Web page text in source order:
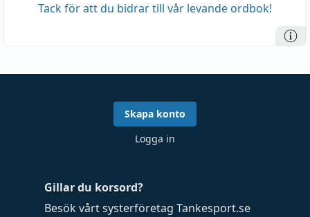
Tack för att du bidrar till vår levande ordbok!
Gillar du korsord?
Besök vårt systerföretag Tankesport.se
Skapa konto
Logga in